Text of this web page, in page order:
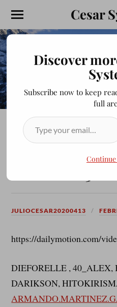
Cesar
AGE OF
JULIOCESAR20200413
https://dailymotion.com/
DIEFORELLE , 40_ALEX,
DARIKSON,
Discover
Subscribe now to keep
full